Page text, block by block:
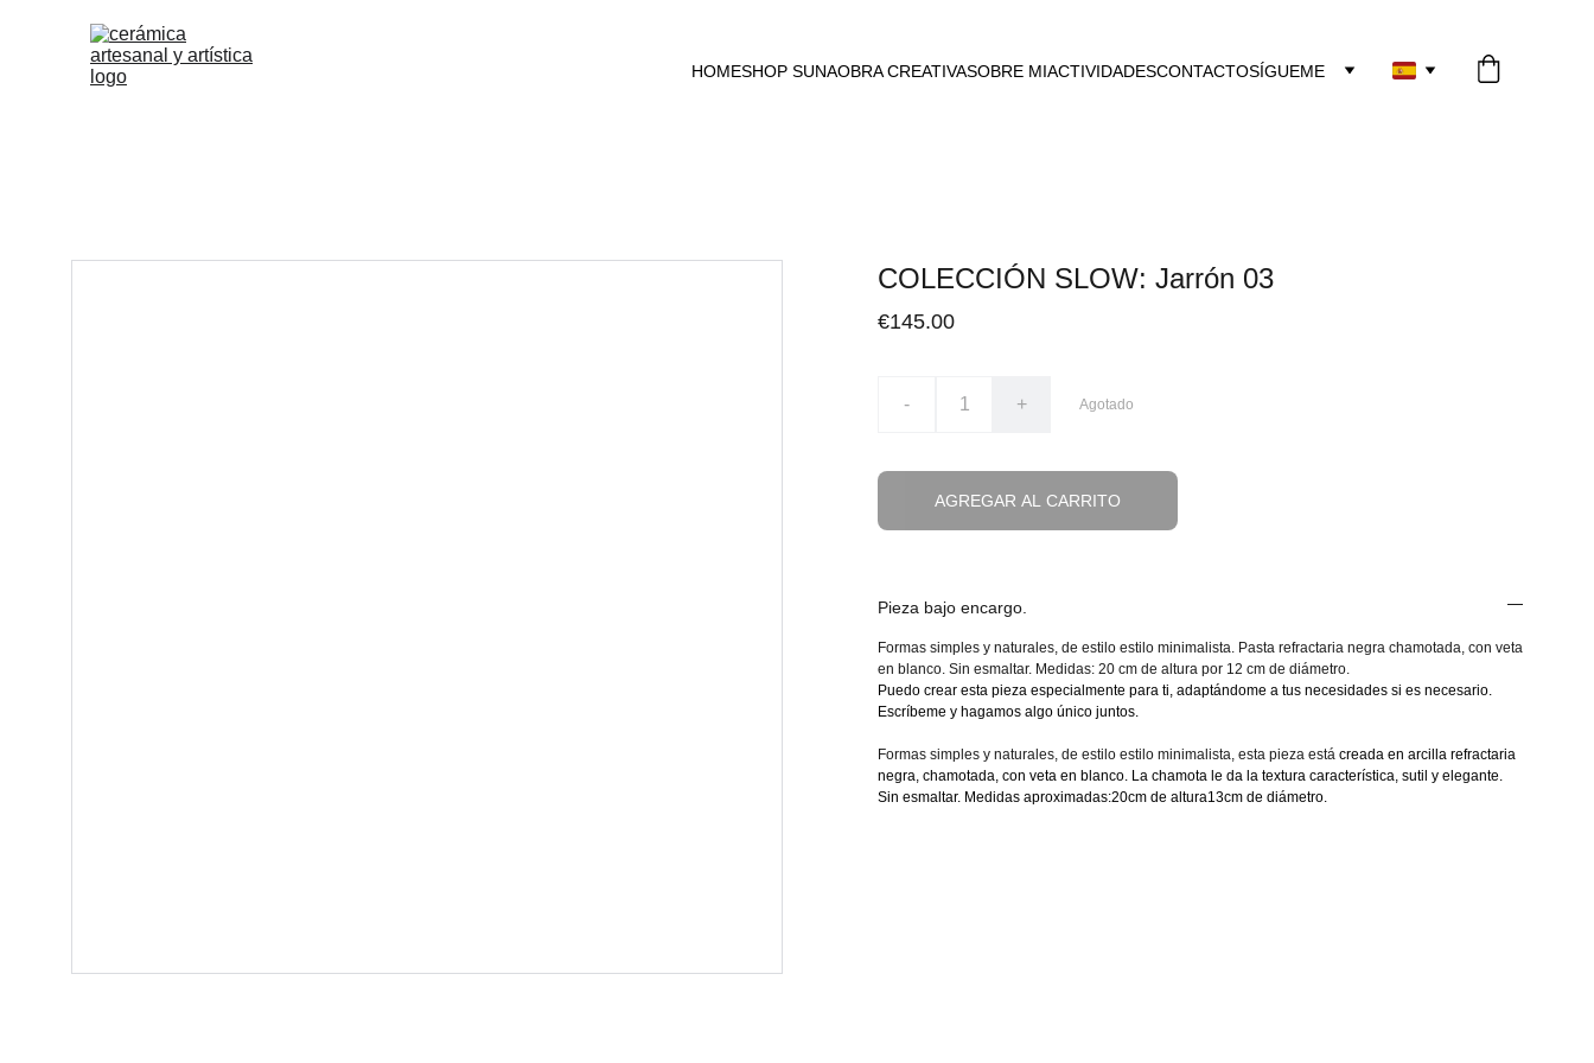
HOMESHOP SUNAOBRA CREATIVASOBRE MIACTIVIDADESCONTACTOSÍGUEME
COLECCIÓN SLOW: Jarrón 03
€145.00
- + Agotado
AGREGAR AL CARRITO
Pieza bajo encargo.
Formas simples y naturales, de estilo estilo minimalista. Pasta refractaria negra chamotada, con veta
en blanco. Sin esmaltar. Medidas: 20 cm de altura por 12 cm de diámetro.
Puedo crear esta pieza especialmente para ti, adaptándome a tus necesidades si es necesario.
Escríbeme y hagamos algo único juntos.
Formas simples y naturales, de estilo estilo minimalista, esta pieza está creada en arcilla refractaria
negra, chamotada, con veta en blanco. La chamota le da la textura característica, sutil y elegante.
Sin esmaltar. Medidas aproximadas:20cm de altura13cm de diámetro.